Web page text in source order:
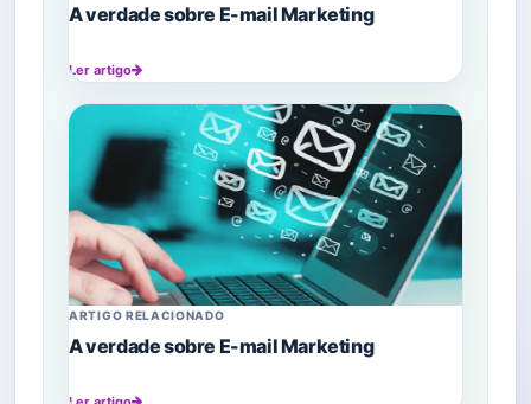
A verdade sobre E-mail Marketing
Ler artigo
ARTIGO RELACIONADO
A verdade sobre E-mail Marketing